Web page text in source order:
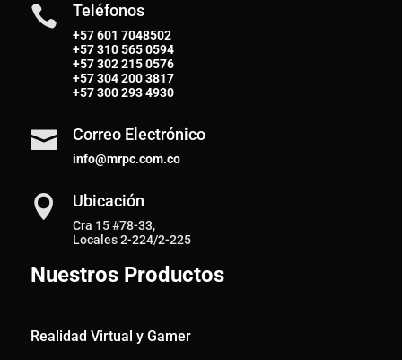
 Teléfonos
+57 601 7048502
+57310 565 0594
+57302 215 0576
+57304 200 3817
+57300 293 4930
 Correo Electrónico
info@mrpc.com.co
 Ubicación
Cra 15 #78-33,
Locales 2-224/2-225
Nuestros Productos
Realidad Virtual y Gamer